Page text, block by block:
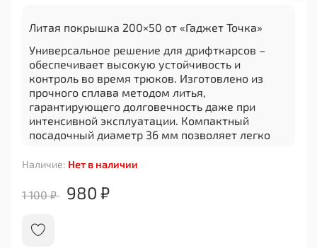
Наличие: Нет в наличии
1 100 ₽ 980 ₽
Литая покрышка 200×50 от «Гаджет Точка»
Универсальное решение для дрифткарсов –
обеспечивает высокую устойчивость и
контроль во время трюков. Изготовлено из
прочного сплава методом литья,
гарантирующего долговечность даже при
интенсивной эксплуатации. Компактный
посадочный диаметр 36 мм позволяет легко
конструкциям транспорта.
Эргономическая форма снижает риск
проскальзывания, повышая безопасность
Лёгкий вес и минималистичная упаковка